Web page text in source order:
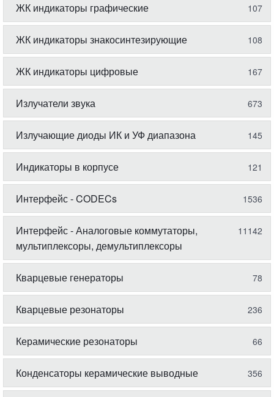
ЖК индикаторы графические 107
ЖК индикаторы знакосинтезирующие 108
ЖК индикаторы цифровые 167
Излучатели звука 673
Излучающие диоды ИК и УФ диапазона 145
Индикаторы в корпусе 121
Интерфейс - CODECs 1536
Интерфейс - Аналоговые коммутаторы,
мультиплексоры, демультиплексоры
11142
Кварцевые генераторы 78
Кварцевые резонаторы 236
Керамические резонаторы 66
Конденсаторы керамические выводные 356